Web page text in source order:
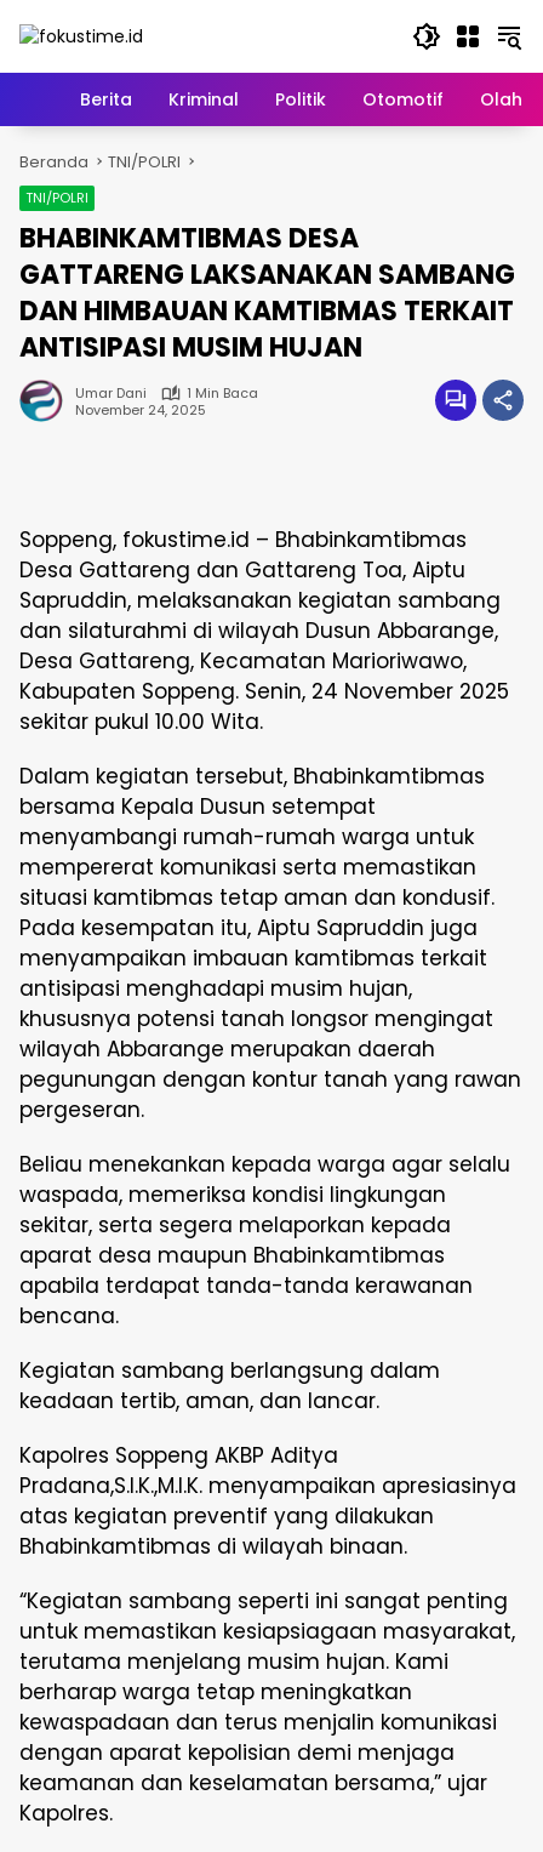
HomeBerita Kriminal Politik Otomotif
Beranda TNI/POLRI
TNI/POLRI
BHABINKAMTIBMAS DESA
GATTARENG LAKSANAKAN SAMBANG
DAN HIMBAUAN KAMTIBMAS TERKAIT
ANTISIPASI MUSIM HUJAN
Umar Dani
1 Min Baca
November 24, 2025
Soppeng, fokustime.id – Bhabinkamtibmas
Desa Gattareng dan Gattareng Toa, Aiptu
Sapruddin, melaksanakan kegiatan sambang
dan silaturahmi di wilayah Dusun Abbarange,
Desa Gattareng, Kecamatan Marioriwawo,
Kabupaten Soppeng. Senin, 24 November 2025
sekitar pukul 10.00 Wita.
Dalam kegiatan tersebut, Bhabinkamtibmas
bersama Kepala Dusun setempat
menyambangi rumah-rumah warga untuk
mempererat komunikasi serta memastikan
situasi kamtibmas tetap aman dan kondusif.
Pada kesempatan itu, Aiptu Sapruddin juga
menyampaikan imbauan kamtibmas terkait
antisipasi menghadapi musim hujan,
khususnya potensi tanah longsor mengingat
wilayah Abbarange merupakan daerah
pegunungan dengan kontur tanah yang rawan
pergeseran.
Beliau menekankan kepada warga agar selalu
waspada, memeriksa kondisi lingkungan
sekitar, serta segera melaporkan kepada
aparat desa maupun Bhabinkamtibmas
apabila terdapat tanda-tanda kerawanan
bencana.
Kegiatan sambang berlangsung dalam
keadaan tertib, aman, dan lancar.
Kapolres Soppeng AKBP Aditya
Pradana,S.I.K.,M.I.K. menyampaikan apresiasinya
atas kegiatan preventif yang dilakukan
Bhabinkamtibmas di wilayah binaan.
“Kegiatan sambang seperti ini sangat penting
untuk memastikan kesiapsiagaan masyarakat,
terutama menjelang musim hujan. Kami
berharap warga tetap meningkatkan
kewaspadaan dan terus menjalin komunikasi
dengan aparat kepolisian demi menjaga
keamanan dan keselamatan bersama,” ujar
Kapolres.